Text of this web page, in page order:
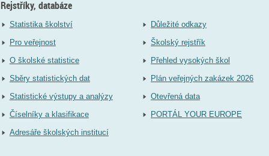
Rejstříky, databáze
Statistika školství
Pro veřejnost
O školské statistice
Sběry statistických dat
Statistické výstupy a analýzy
Číselníky a klasifikace
Adresáře školských institucí
Důležité odkazy
Školský rejstřík
Přehled vysokých škol
Plán veřejných zakázek 2026
Otevřená data
PORTÁL YOUR EUROPE